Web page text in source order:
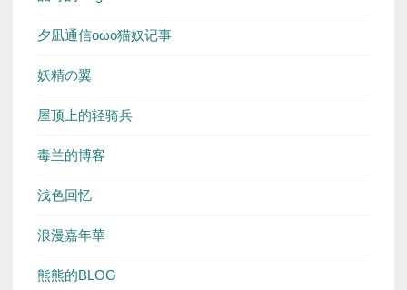
夕凪通信oωo猫奴记事
妖精の翼
屋顶上的轻骑兵
毒兰的博客
浅色回忆
浪漫嘉年華
熊熊的BLOG